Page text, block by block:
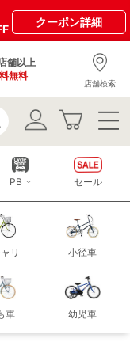
クーポン詳細
舗以上
無料
店舗検索
リ 小径車
車 幼児車
PB セール